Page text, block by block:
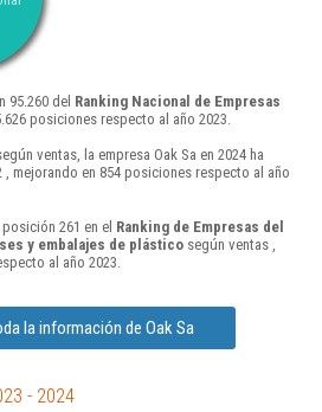
95.260 del Ranking Nacional de Empresas
posiciones respecto al año 2023.
ventas, la empresa Oak Sa en 2024 ha
mejorando en 854 posiciones respecto al año
261 en el Ranking de Empresas del
y embalajes de plástico según ventas ,
al año 2023.
la información de Oak Sa
- 2024